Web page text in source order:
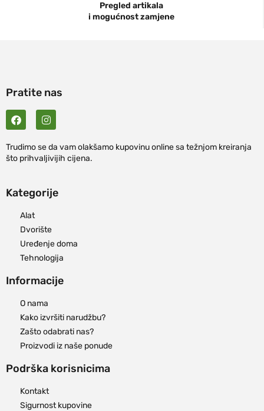
Pregled artikala
i mogućnost zamjene
Pratite nas
Trudimo se da vam olakšamo kupovinu online sa težnjom kreiranja
što prihvaljivijih cijena.
Kategorije
Alat
Dvorište
Uređenje doma
Tehnologija
Informacije
O nama
Kako izvršiti narudžbu?
Zašto odabrati nas?
Proizvodi iz naše ponude
Podrška korisnicima
Kontakt
Sigurnost kupovine